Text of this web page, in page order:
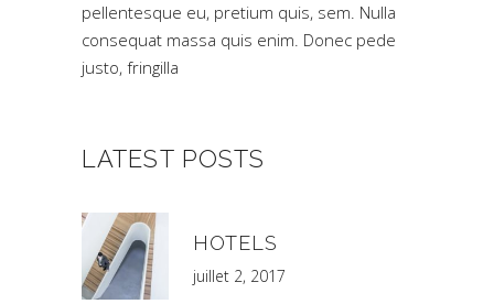
pellentesque eu, pretium quis, sem. Nulla
consequat massa quis enim. Donec pede
justo, fringilla
LATEST POSTS
HOTELS
juillet 2, 2017